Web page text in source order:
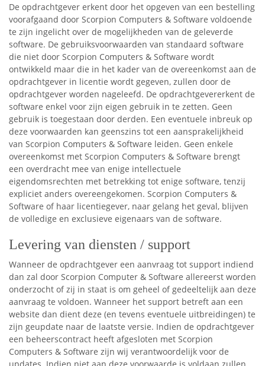
De opdrachtgever erkent door het opgeven van een bestelling
voorafgaand door Scorpion Computers & Software voldoende
te zijn ingelicht over de mogelijkheden van de geleverde
software. De gebruiksvoorwaarden van standaard software
die niet door Scorpion Computers & Software wordt
ontwikkeld maar die in het kader van de overeenkomst aan de
opdrachtgever in licentie wordt gegeven, zullen door de
opdrachtgever worden nageleefd. De opdrachtgevererkent de
software enkel voor zijn eigen gebruik in te zetten. Geen
gebruik is toegestaan door derden. Een eventuele inbreuk op
deze voorwaarden kan geenszins tot een aansprakelijkheid
van Scorpion Computers & Software leiden. Geen enkele
overeenkomst met Scorpion Computers & Software brengt
een overdracht mee van enige intellectuele
eigendomsrechten met betrekking tot enige software, tenzij
expliciet anders overeengekomen. Scorpion Computers &
Software of haar licentiegever, naar gelang het geval, blijven
de volledige en exclusieve eigenaars van de software.
Levering van diensten / support
Wanneer de opdrachtgever een aanvraag tot support indiend
dan zal door Scorpion Computer & Software allereerst worden
onderzocht of zij in staat is om geheel of gedeeltelijk aan deze
aanvraag te voldoen. Wanneer het support betreft aan een
website dan dient deze (en tevens eventuele uitbreidingen) te
zijn geupdate naar de laatste versie. Indien de opdrachtgever
een beheerscontract heeft afgesloten met Scorpion
Computers & Software zijn wij verantwoordelijk voor de
updates. Indien niet aan deze voorwaarde is voldaan zullen